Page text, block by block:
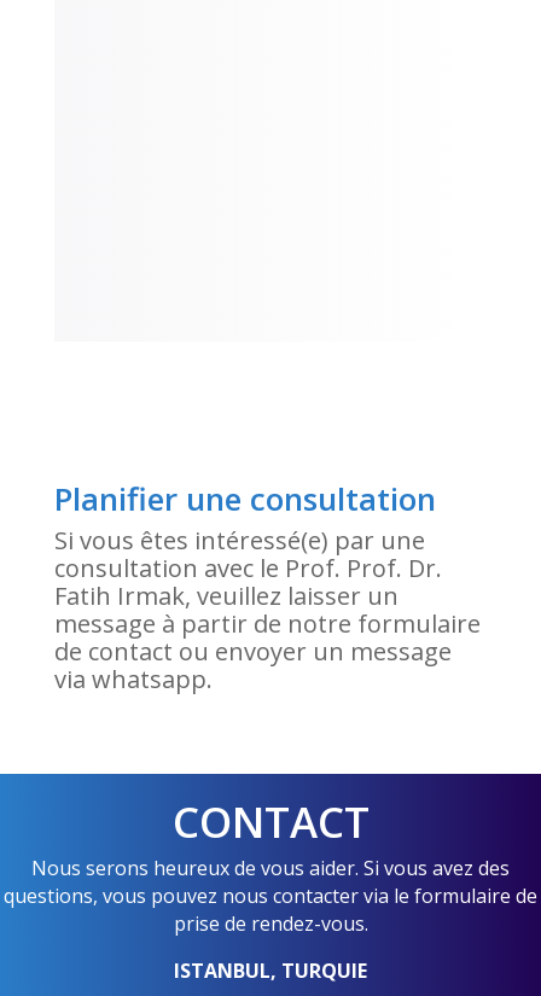
Planifier une consultation
Si vous êtes intéressé(e) par une
consultation avec le Prof. Prof. Dr.
Fatih Irmak, veuillez laisser un
message à partir de notre formulaire
de contact ou envoyer un message
via whatsapp.
CONTACT
Nous serons heureux de vous aider. Si vous avez des
questions, vous pouvez nous contacter via le formulaire de
prise de rendez-vous.
ISTANBUL, TURQUIE